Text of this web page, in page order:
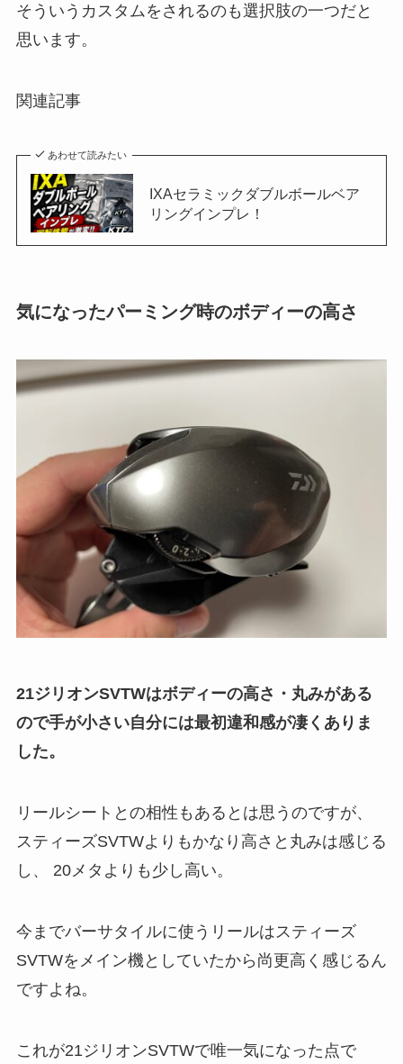
そういうカスタムをされるのも選択肢の一つだと
思います。
関連記事
あわせて読みたい
IXAセラミックダブルボールベア
リングインプレ！
気になったパーミング時のボディーの高さ
21ジリオンSVTWはボディーの高さ・丸みがある
ので手が小さい自分には最初違和感が凄くありま
した。
リールシートとの相性もあるとは思うのですが、
スティーズSVTWよりもかなり高さと丸みは感じる
し、
20メタよりも少し高い。
今までバーサタイルに使うリールはスティーズ
SVTWをメイン機としていたから尚更高く感じるん
ですよね。
これが21ジリオンSVTWで唯一気になった点で